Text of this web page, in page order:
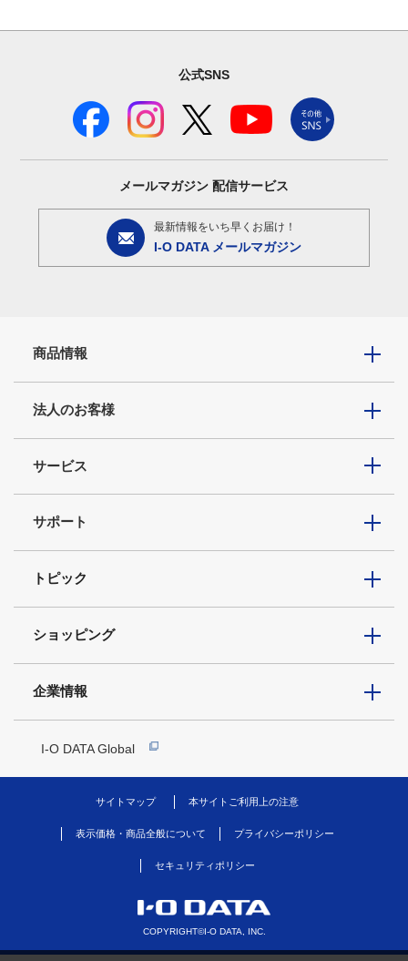
公式SNS
メールマガジン 配信サービス
最新情報をいち早くお届け！
I-O DATA メールマガジン
商品情報
法人のお客様
サービス
サポート
トピック
ショッピング
企業情報
I-O DATA Global
サイトマップ 本サイトご利用上の注意
表示価格・商品全般について プライバシーポリシー
セキュリティポリシー
COPYRIGHT©I-O DATA, INC.